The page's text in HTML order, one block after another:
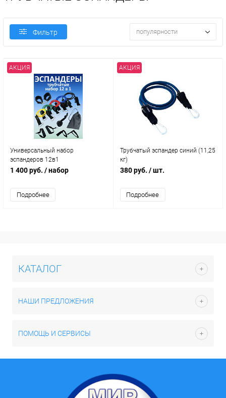
Фильтр популярности
АКЦИЯ
Универсальный набор
эспандеров 12в1
1 400 руб. / набор
Подробнее
АКЦИЯ
Трубчатый эспандер синий (11,25
кг)
380 руб. / шт.
Подробнее
КАТАЛОГ
НАШИ ПРЕДЛОЖЕНИЯ
ПОМОЩЬ И СЕРВИСЫ